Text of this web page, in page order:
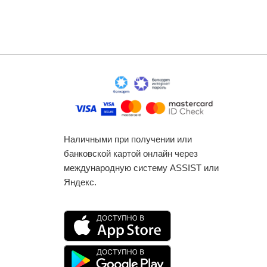
Наличными при получении или
банковской картой онлайн через
международную систему ASSIST или
Яндекс.